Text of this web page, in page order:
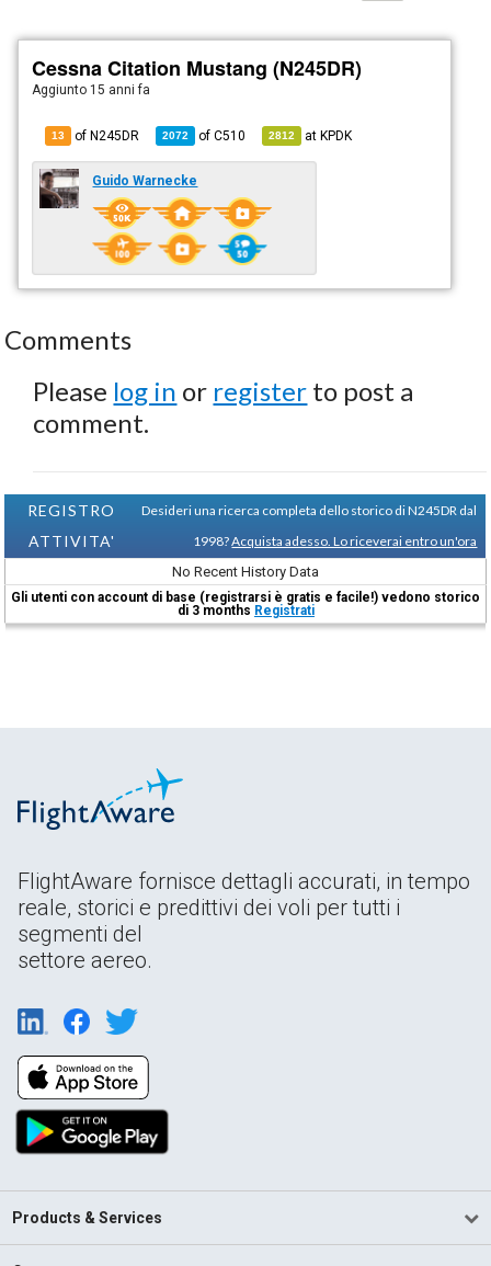
Cessna Citation Mustang (N245DR)
Aggiunto 15 anni fa
13 of N245DR 2072 ofC510 2812 atKPDK
Guido Warnecke
Comments
Please log in or register to post a
comment.
REGISTRO
ATTIVITA'
Desideri una ricerca completa dello storico di N245DR dal
1998?Acquista adesso. Lo riceverai entro un'ora
No Recent History Data
Gli utenti con account di base (registrarsi è gratis e facile!) vedono storico
di 3 months Registrati
FlightAware fornisce dettagli accurati, in tempo
reale, storici e predittivi dei voli per tutti i
segmenti del
settore aereo.
Products & Services